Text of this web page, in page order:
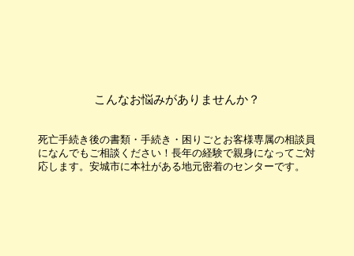
こんなお悩みがありませんか？
死亡手続き後の書類・手続き・困りごとお客様専属の相談員
になんでもご相談ください！長年の経験で親身になってご対
応します。安城市に本社がある地元密着のセンターです。